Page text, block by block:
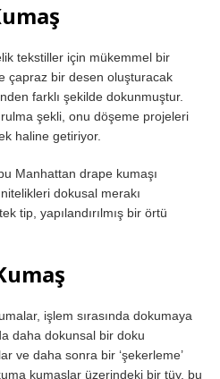
tekstiller için mükemmel bir
çapraz bir desen oluşturacak
farklı şekilde dokunmuştur.
şekli, onu döşeme projeleri
haline getiriyor.
Manhattan drape kumaşı
dokusal merakı
tip, yapılandırılmış bir örtü
işlem sırasında dokumaya
daha dokunsal bir doku
ve daha sonra bir ‘şekerleme’
kumaşlar üzerindeki bir tüy, bu